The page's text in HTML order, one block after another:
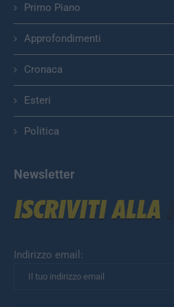
Primo Piano
Approfondimenti
Cronaca
Esteri
Politica
Newsletter
Indirizzo email: